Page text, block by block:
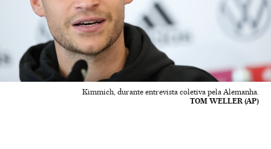
Kimmich, durante entrevista coletiva pela Alemanha.
TOM WELLER (AP)